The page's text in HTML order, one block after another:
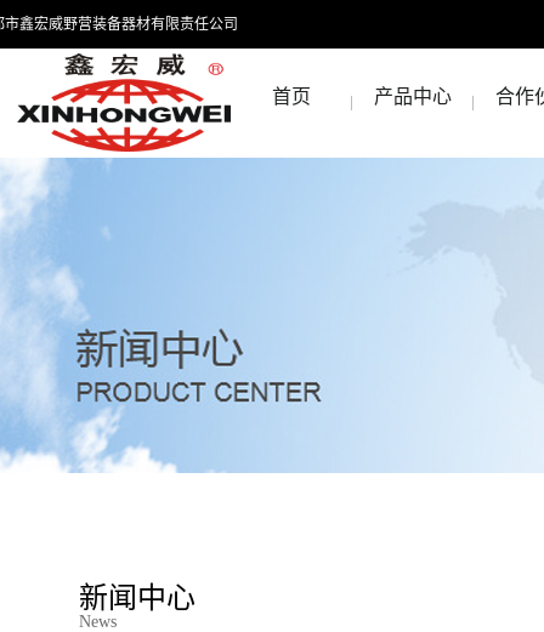
市鑫宏威野营装备器材有限责任公司
首页 产品中心 合作
新闻中心
News